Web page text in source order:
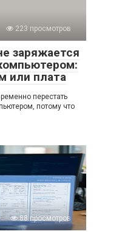
223 просмотров
заряжается
или плата
перестать
потому что
88 просмотров